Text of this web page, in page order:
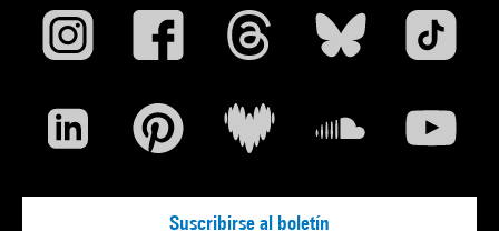
Suscribirse al boletín